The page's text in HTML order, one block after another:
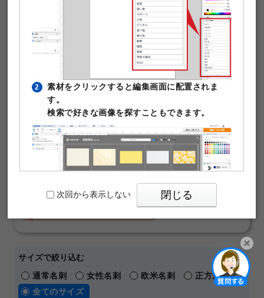
「おしゃれ」がテーマの名刺作成に使える無料デザインテ
ンプレートです。写真や文字を入れるだけで本格的な名刺
が作成できます。テンプレート編集は無料。そのまま印刷
注文が可能です。
￥480
通常名刺 オンデマンド 片面モノクロ マットコート180kg
名刺の料金や仕様の詳細はこちら
【 人気の名刺デザインテーマ 】
ショップカード
メッセージカード
サイズで絞り込む
通常名刺
女性名刺 欧米名刺
正方形名刺
全てのサイズ
2
素材をクリックすると編集画面に配置されま
す。
検索で好きな画像を探すこともできます。
PIXTAの透かし文字は印刷時に消えますのでご
安心ください。
次回から表示しない 閉じる
開く